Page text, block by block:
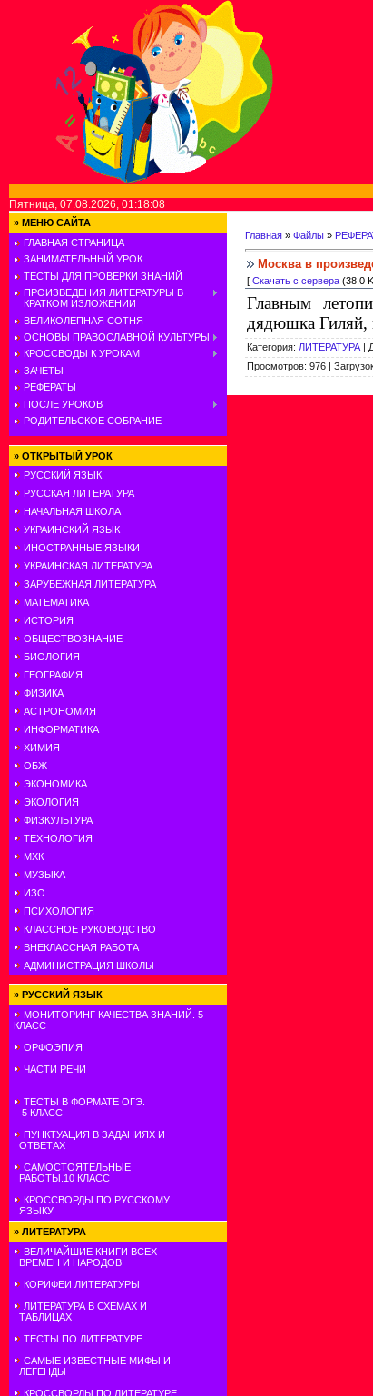
Пятница, 07.08.2026, 01:18:08
» МЕНЮ САЙТА
ГЛАВНАЯ СТРАНИЦА
ЗАНИМАТЕЛЬНЫЙ УРОК
ТЕСТЫ ДЛЯ ПРОВЕРКИ ЗНАНИЙ
ПРОИЗВЕДЕНИЯ ЛИТЕРАТУРЫ В
КРАТКОМ ИЗЛОЖЕНИИ
ВЕЛИКОЛЕПНАЯ СОТНЯ
ОСНОВЫ ПРАВОСЛАВНОЙ КУЛЬТУРЫ
КРОССВОДЫ К УРОКАМ
ЗАЧЕТЫ
РЕФЕРАТЫ
ПОСЛЕ УРОКОВ
РОДИТЕЛЬСКОЕ СОБРАНИЕ
» ОТКРЫТЫЙ УРОК
РУССКИЙ ЯЗЫК
РУССКАЯ ЛИТЕРАТУРА
НАЧАЛЬНАЯ ШКОЛА
УКРАИНСКИЙ ЯЗЫК
ИНОСТРАННЫЕ ЯЗЫКИ
УКРАИНСКАЯ ЛИТЕРАТУРА
ЗАРУБЕЖНАЯ ЛИТЕРАТУРА
МАТЕМАТИКА
ИСТОРИЯ
ОБЩЕСТВОЗНАНИЕ
БИОЛОГИЯ
ГЕОГРАФИЯ
ФИЗИКА
АСТРОНОМИЯ
ИНФОРМАТИКА
ХИМИЯ
ОБЖ
ЭКОНОМИКА
ЭКОЛОГИЯ
ФИЗКУЛЬТУРА
ТЕХНОЛОГИЯ
МХК
МУЗЫКА
ИЗО
ПСИХОЛОГИЯ
КЛАССНОЕ РУКОВОДСТВО
ВНЕКЛАССНАЯ РАБОТА
АДМИНИСТРАЦИЯ ШКОЛЫ
» РУССКИЙ ЯЗЫК
МОНИТОРИНГ КАЧЕСТВА ЗНАНИЙ. 5
КЛАСС
ОРФОЭПИЯ
ЧАСТИ РЕЧИ
ТЕСТЫ В ФОРМАТЕ ОГЭ.
5 КЛАСС
ПУНКТУАЦИЯ В ЗАДАНИЯХ И
ОТВЕТАХ
САМОСТОЯТЕЛЬНЫЕ
РАБОТЫ.10 КЛАСС
КРОССВОРДЫ ПО РУССКОМУ
ЯЗЫКУ
» ЛИТЕРАТУРА
ВЕЛИЧАЙШИЕ КНИГИ ВСЕХ
ВРЕМЕН И НАРОДОВ
КОРИФЕИ ЛИТЕРАТУРЫ
ЛИТЕРАТУРА В СХЕМАХ И
ТАБЛИЦАХ
ТЕСТЫ ПО ЛИТЕРАТУРЕ
САМЫЕ ИЗВЕСТНЫЕ МИФЫ И
ЛЕГЕНДЫ
КРОССВОРДЫ ПО ЛИТЕРАТУРЕ
Главная » Файлы »
Москва в
[ Скачать с сервера (38.0
Главным
дядюшка Гиляй,
Категория: ЛИТЕРАТУРА |
Просмотров: 976 |